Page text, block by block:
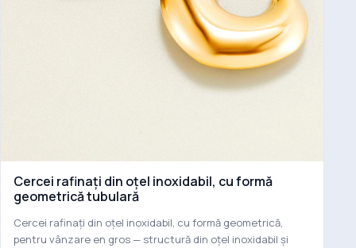
Cercei rafinați din oțel inoxidabil, cu formă
geometrică tubulară
Cercei rafinați din oțel inoxidabil, cu formă geometrică,
pentru vânzare en gros — structură din oțel inoxidabil și